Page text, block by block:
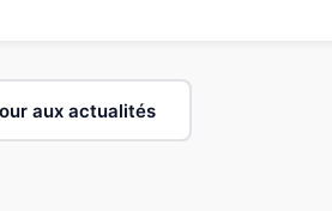
aux actualités